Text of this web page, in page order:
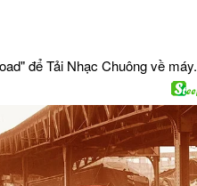
để Tải Nhạc Chuông về máy.